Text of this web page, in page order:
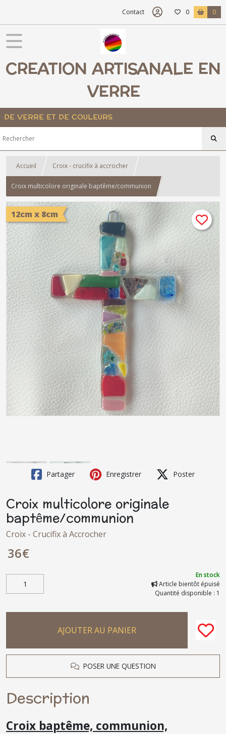
Contact 0 0
CREATION ARTISANALE EN
VERRE
DE VERRE ET DE COULEURS
Accueil Croix - crucifix à accrocher
Croix multicolore originale baptême/communion
12cm x 8cm
Partager Enregistrer Poster
Croix multicolore originale
baptême/communion
Croix - Crucifix à Accrocher
36€
En stock
Article bientôt épuisé
Quantité disponible : 1
AJOUTER AU PANIER
POSER UNE QUESTION
Description
Croix baptême, communion,